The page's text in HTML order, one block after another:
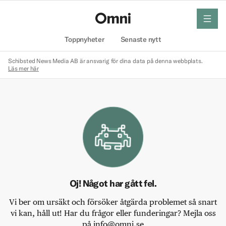
Toppnyheter Senaste nytt
meny
Schibsted News Media AB är ansvarig för dina data på denna webbplats.
Läs mer här
Oj! Något har gått fel.
Vi ber om ursäkt och försöker åtgärda problemet så snart
vi kan, håll ut! Har du frågor eller funderingar? Mejla oss